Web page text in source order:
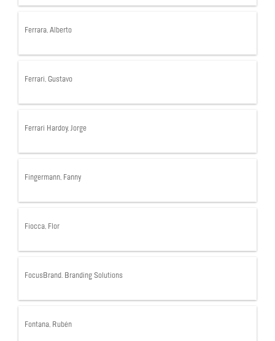
Ferrara, Alberto
Ferrari, Gustavo
Ferrari Hardoy, Jorge
Fingermann, Fanny
Fiocca, Flor
FocusBrand. Branding Solutions
Fontana, Rubén